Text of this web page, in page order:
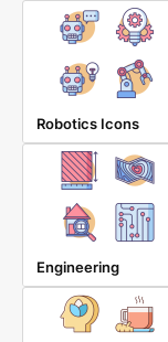
Robotics Icons
Engineering